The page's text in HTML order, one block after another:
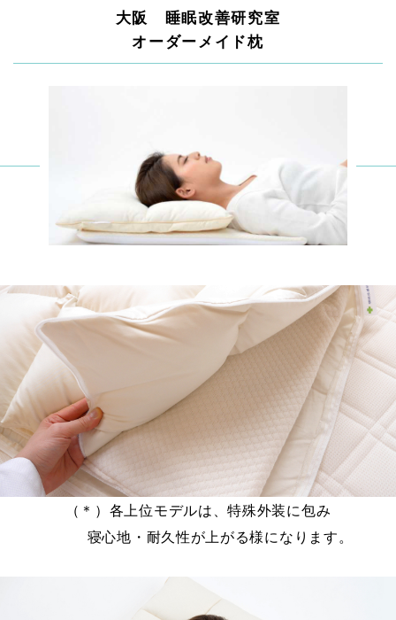
大阪 睡眠改善研究室
オーダーメイド枕
（＊）各上位モデルは、特殊外装に包み
寝心地・耐久性が上がる様になります。